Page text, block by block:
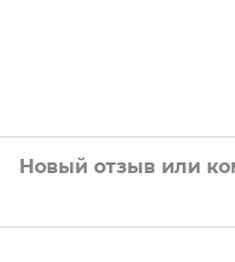
Новый отзыв или